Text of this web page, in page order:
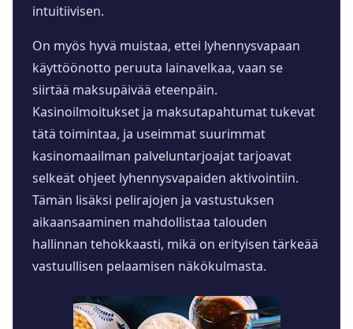
intuitiivisen.
On myös hyvä muistaa, ettei lyhennysvapaan
käyttöönotto peruuta lainavelkaa, vaan se
siirtää maksupäivää eteenpäin.
Kasinoilmoitukset ja maksutapahtumat tukevat
tätä toimintaa, ja useimmat suurimmat
kasinomaailman palveluntarjoajat tarjoavat
selkeät ohjeet lyhennysvapaiden aktivointiin.
Tämän lisäksi pelirajojen ja vastustuksen
aikaansaaminen mahdollistaa talouden
hallinnan tehokkaasti, mikä on erityisen tärkeää
vastuullisen pelaamisen näkökulmasta.